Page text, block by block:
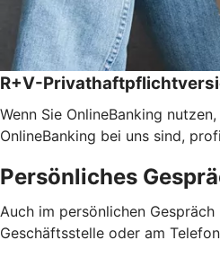
R+V-
Wenn Sie OnlineBanking
OnlineBanking bei uns sind,
Persönliches
Auch im persönlichen
Geschäftsstelle oder am